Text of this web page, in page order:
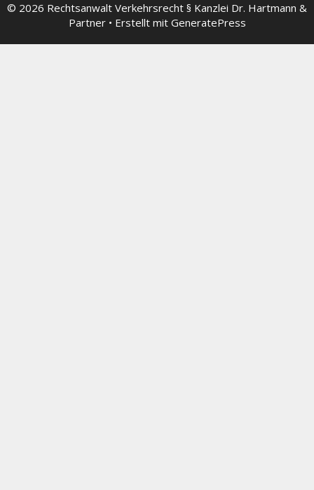
© 2026 Rechtsanwalt Verkehrsrecht § Kanzlei Dr. Hartmann &
Partner• Erstellt mit GeneratePress